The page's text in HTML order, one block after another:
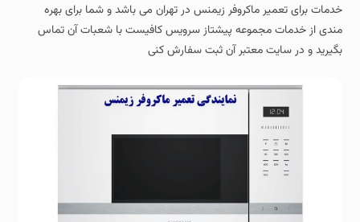
خدمات برای تعمیر ماکروفر زیمنس در تهران می باشد و شما برای بهره
مندی از خدمات مجموعه پیشتاز سرویس کافیست با شعبات آن تماس
بگیرید و در سایت معتبر آن ثبت سفارش کنی